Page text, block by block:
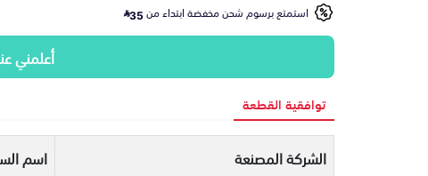
استمتع برسوم شحن مخفضة ابتداء من35
أعلمني
توافقية القطعة
الشركة المصنعة اسم